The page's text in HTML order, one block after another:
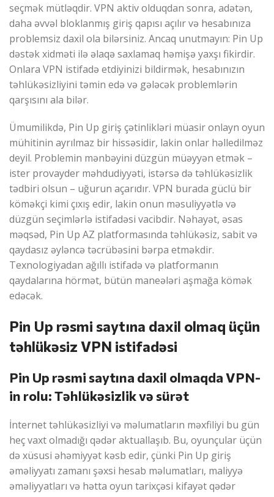
seçmək mütləqdir. VPN aktiv olduqdan sonra, adətən,
daha əvvəl bloklanmış giriş qapısı açılır və hesabınıza
problemsiz daxil ola bilərsiniz. Ancaq unutmayın: Pin Up
dəstək xidməti ilə əlaqə saxlamaq həmişə yaxşı fikirdir.
Onlara VPN istifadə etdiyinizi bildirmək, hesabınızın
təhlükəsizliyini təmin edə və gələcək problemlərin
qarşısını ala bilər.
Ümumilikdə, Pin Up giriş çətinlikləri müasir onlayn oyun
mühitinin ayrılmaz bir hissəsidir, lakin onlar həlledilməz
deyil. Problemin mənbəyini düzgün müəyyən etmək –
ister provayder məhdudiyyəti, istərsə də təhlükəsizlik
tədbiri olsun – uğurun açarıdır. VPN burada güclü bir
köməkçi kimi çıxış edir, lakin onun məsuliyyətlə və
düzgün seçimlərlə istifadəsi vacibdir. Nəhayət, əsas
məqsəd, Pin Up AZ platformasında təhlükəsiz, sabit və
qaydasız əyləncə təcrübəsini bərpa etməkdir.
Texnologiyadan ağıllı istifadə və platformanın
qaydalarına hörmət, bütün maneələri aşmağa kömək
edəcək.
Pin Up rəsmi saytına daxil olmaq üçün
təhlükəsiz VPN istifadəsi
Pin Up rəsmi saytına daxil olmaqda VPN-
in rolu: Təhlükəsizlik və sürət
İnternet təhlükəsizliyi və məlumatların məxfiliyi bu gün
heç vaxt olmadığı qədər aktuallaşıb. Bu, oyunçular üçün
də xüsusi əhəmiyyət kəsb edir, çünki Pin Up giriş
əməliyyatı zamanı şəxsi hesab məlumatları, maliyyə
əməliyyatları və hətta oyun tarixçəsi kifayət qədər